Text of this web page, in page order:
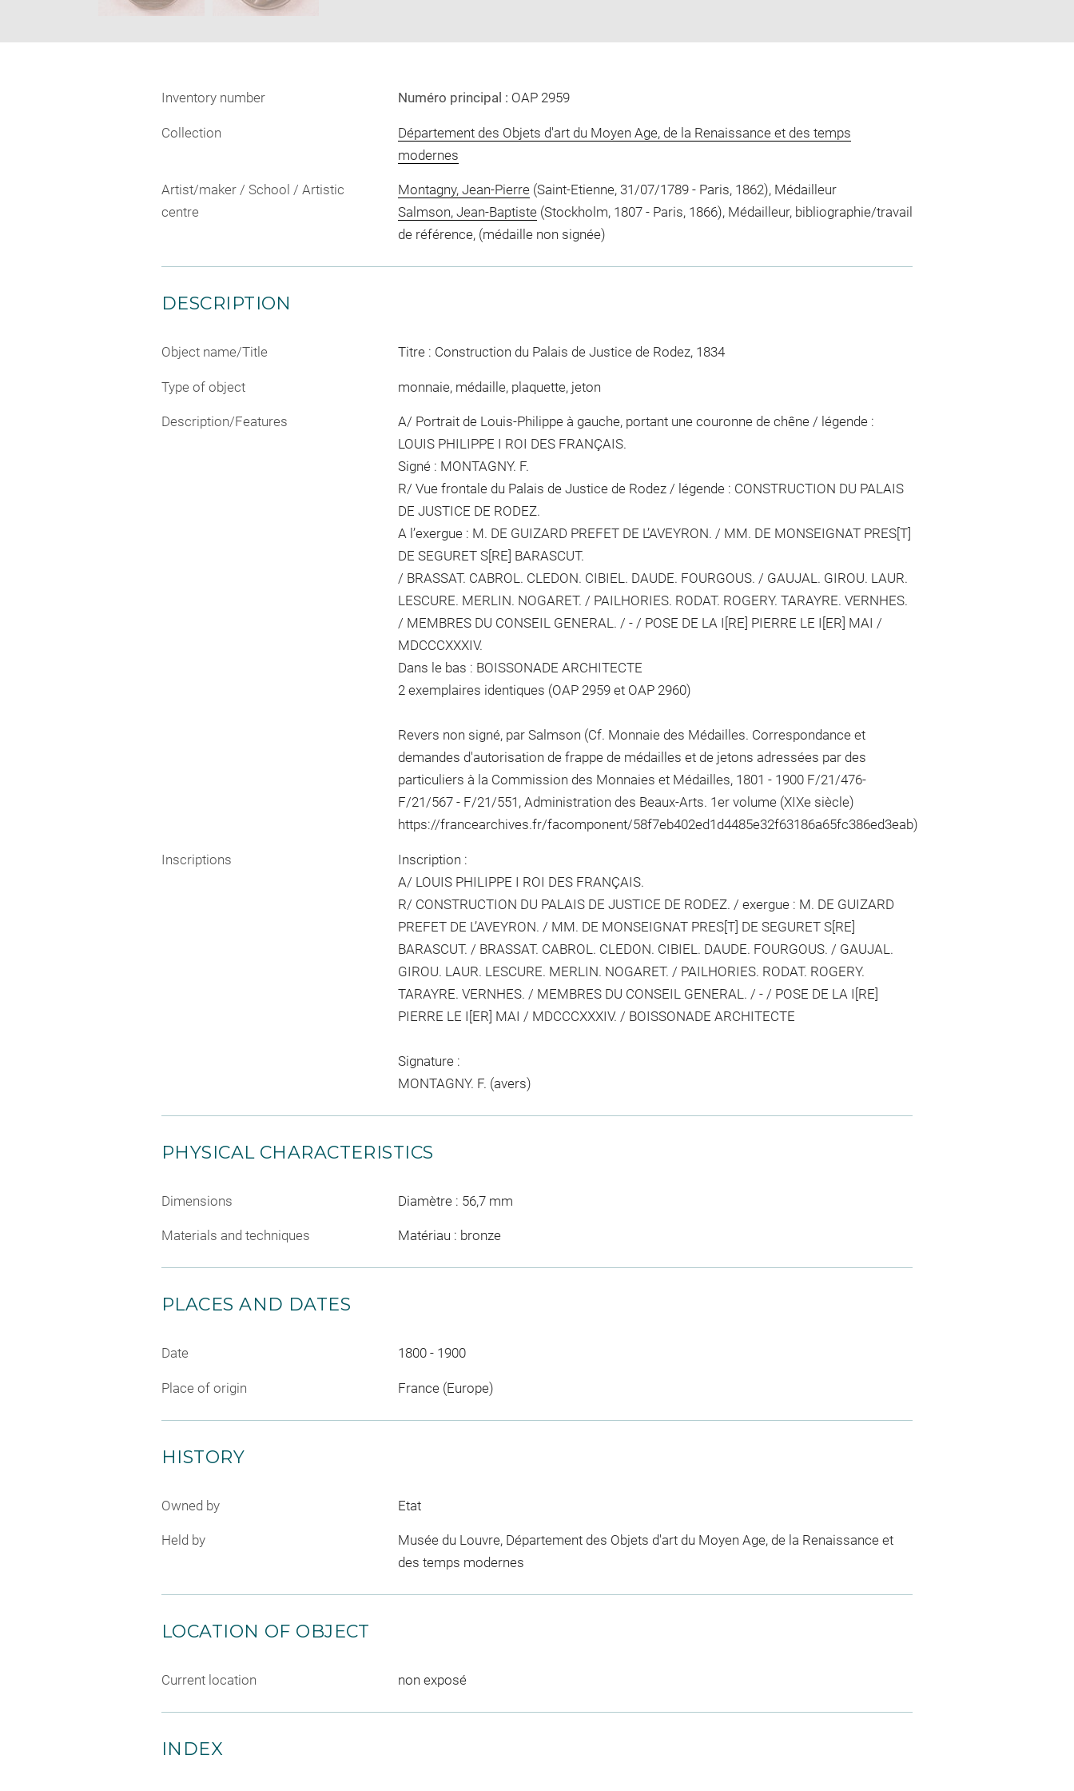
Inventory number Numéro principal : OAP 2959
Collection
Département des Objets d'art du Moyen Age, de la Renaissance et des temps
modernes
Artist/maker / School / Artistic
centre
Montagny, Jean-Pierre(Saint-Etienne, 31/07/1789 - Paris, 1862), Médailleur
Salmson, Jean-Baptiste(Stockholm, 1807 - Paris, 1866), Médailleur, bibliographie/travail
de référence, (médaille non signée)
DESCRIPTION
Object name/Title Titre : Construction du Palais de Justice de Rodez, 1834
Type of object monnaie, médaille, plaquette, jeton
Description/Features
A/ Portrait de Louis-Philippe à gauche, portant une couronne de chêne / légende :
LOUIS PHILIPPE I ROI DES FRANÇAIS.
Signé : MONTAGNY. F.
R/ Vue frontale du Palais de Justice de Rodez / légende : CONSTRUCTION DU PALAIS
DE JUSTICE DE RODEZ.
A l’exergue : M. DE GUIZARD PREFET DE L’AVEYRON. / MM. DE MONSEIGNAT PRES[T]
DE SEGURET S[RE] BARASCUT.
/ BRASSAT. CABROL. CLEDON. CIBIEL. DAUDE. FOURGOUS. / GAUJAL. GIROU. LAUR.
LESCURE. MERLIN. NOGARET. / PAILHORIES. RODAT. ROGERY. TARAYRE. VERNHES.
/ MEMBRES DU CONSEIL GENERAL. / - / POSE DE LA I[RE] PIERRE LE I[ER] MAI /
MDCCCXXXIV.
Dans le bas : BOISSONADE ARCHITECTE
2 exemplaires identiques (OAP 2959 et OAP 2960)
Revers non signé, par Salmson (Cf. Monnaie des Médailles. Correspondance et
demandes d'autorisation de frappe de médailles et de jetons adressées par des
particuliers à la Commission des Monnaies et Médailles, 1801 - 1900 F/21/476-
F/21/567 - F/21/551, Administration des Beaux-Arts. 1er volume (XIXe siècle)
https://francearchives.fr/facomponent/58f7eb402ed1d4485e32f63186a65fc386ed3eab)
Inscriptions
Inscription :
A/ LOUIS PHILIPPE I ROI DES FRANÇAIS.
R/ CONSTRUCTION DU PALAIS DE JUSTICE DE RODEZ. / exergue : M. DE GUIZARD
PREFET DE L’AVEYRON. / MM. DE MONSEIGNAT PRES[T] DE SEGURET S[RE]
BARASCUT. / BRASSAT. CABROL. CLEDON. CIBIEL. DAUDE. FOURGOUS. / GAUJAL.
GIROU. LAUR. LESCURE. MERLIN. NOGARET. / PAILHORIES. RODAT. ROGERY.
TARAYRE. VERNHES. / MEMBRES DU CONSEIL GENERAL. / - / POSE DE LA I[RE]
PIERRE LE I[ER] MAI / MDCCCXXXIV. / BOISSONADE ARCHITECTE
Signature :
MONTAGNY. F. (avers)
PHYSICAL CHARACTERISTICS
Dimensions Diamètre : 56,7 mm
Materials and techniques Matériau : bronze
PLACES AND DATES
Date 1800 - 1900
Place of origin France (Europe)
HISTORY
Owned by Etat
Held by
Musée du Louvre, Département des Objets d'art du Moyen Age, de la Renaissance et
des temps modernes
LOCATION OF OBJECT
Current location non exposé
INDEX